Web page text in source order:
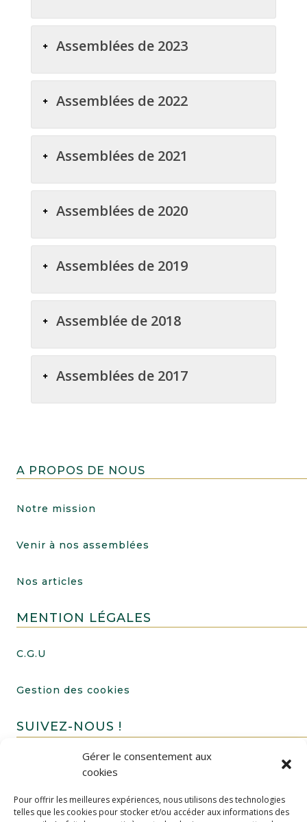
Gérer le consentement aux
cookies
Pour offrir les meilleures expériences, nous utilisons des technologies
telles que les cookies pour stocker et/ou accéder aux informations des
Assemblées de 2023
Assemblées de 2022
Assemblées de 2021
Assemblées de 2020
Assemblées de 2019
Assemblée de 2018
Assemblées de 2017
A PROPOS DE NOUS
Notre mission
Venir à nos assemblées
Nos articles
MENTION LÉGALES
C.G.U
Gestion des cookies
SUIVEZ-NOUS !